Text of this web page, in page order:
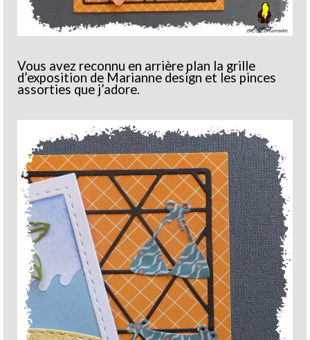
Vous avez reconnu en arrière plan la grille
d’exposition de Marianne design et les pinces
assorties que j’adore.